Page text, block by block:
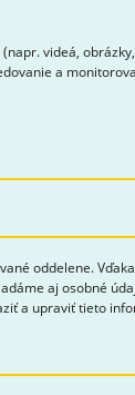
videá,
a
oddelene.
aj osobné
a upraviť tieto